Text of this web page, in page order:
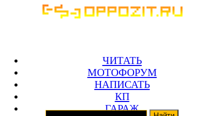
ЧИТАТЬ
МОТОФОРУМ
НАПИСАТЬ
КП
ГАРАЖ